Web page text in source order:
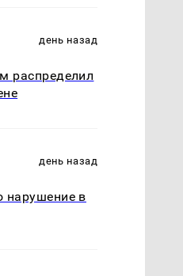
день назад
распределил
день назад
в